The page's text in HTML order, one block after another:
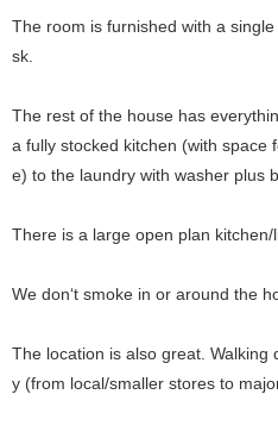
The room is furnished with a
sk.
The rest of the house has
a fully stocked kitchen (with space
e) to the laundry with washer plus
There is a large open plan kitchen/
We don‘t smoke in or around the
The location is also great.
y (from local/smaller stores to